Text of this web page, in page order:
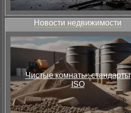
Новости недвижимости
Чистые комнаты: стандарты
ISO